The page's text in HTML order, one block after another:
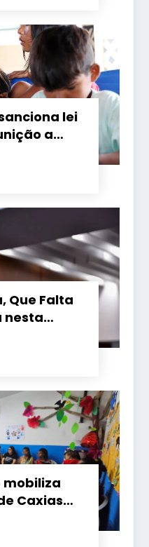
lei
a
Que Falta
nesta
mobiliza
Caxias